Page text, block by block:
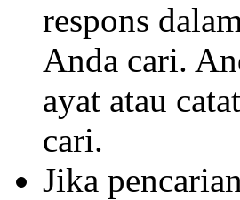
respons
Anda cari.
ayat atau
cari.
Jika